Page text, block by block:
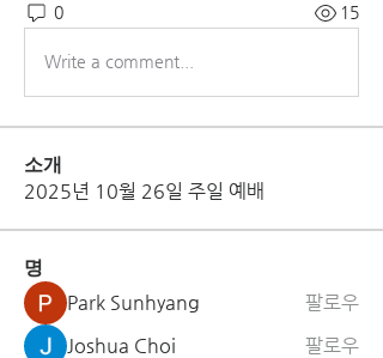
0 15
Write a comment...
소개
2025년 10월 26일 주일 예배
명
Park Sunhyang
팔로우
Joshua Choi
팔로우